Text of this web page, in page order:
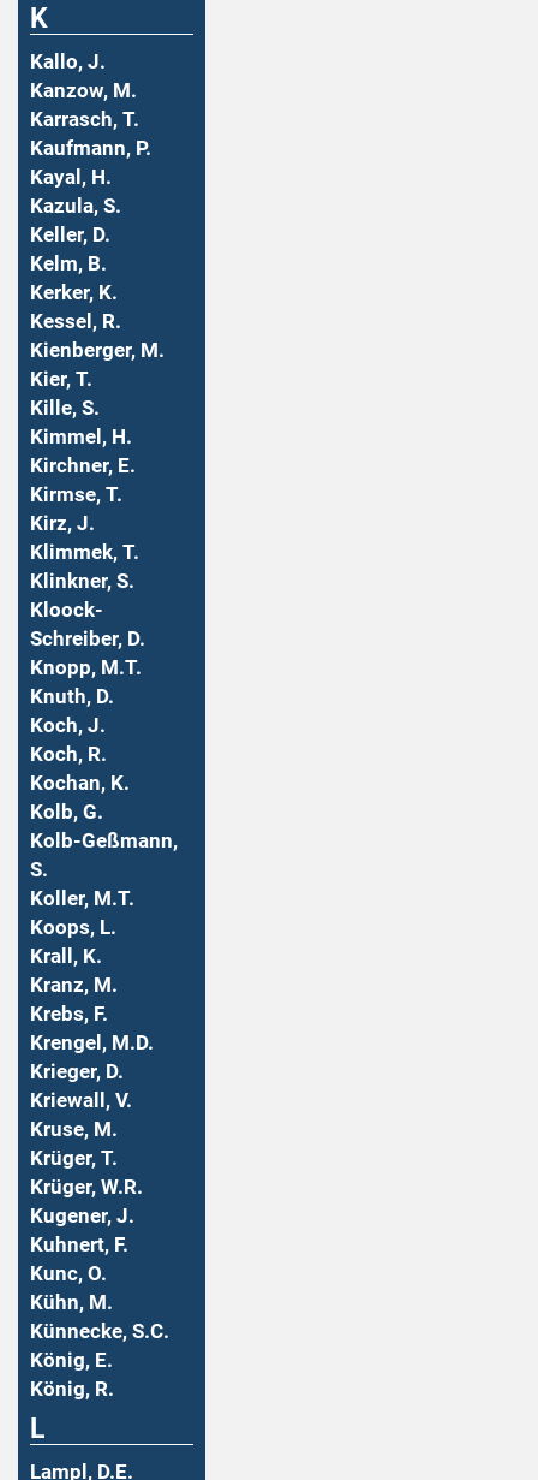
K
Kallo, J.
Kanzow, M.
Karrasch, T.
Kaufmann, P.
Kayal, H.
Kazula, S.
Keller, D.
Kelm, B.
Kerker, K.
Kessel, R.
Kienberger, M.
Kier, T.
Kille, S.
Kimmel, H.
Kirchner, E.
Kirmse, T.
Kirz, J.
Klimmek, T.
Klinkner, S.
Kloock-
Schreiber, D.
Knopp, M.T.
Knuth, D.
Koch, J.
Koch, R.
Kochan, K.
Kolb, G.
Kolb-Geßmann,
S.
Koller, M.T.
Koops, L.
Krall, K.
Kranz, M.
Krebs, F.
Krengel, M.D.
Krieger, D.
Kriewall, V.
Kruse, M.
Krüger, T.
Krüger, W.R.
Kugener, J.
Kuhnert, F.
Kunc, O.
Kühn, M.
Künnecke, S.C.
König, E.
König, R.
L
Lampl, D.E.